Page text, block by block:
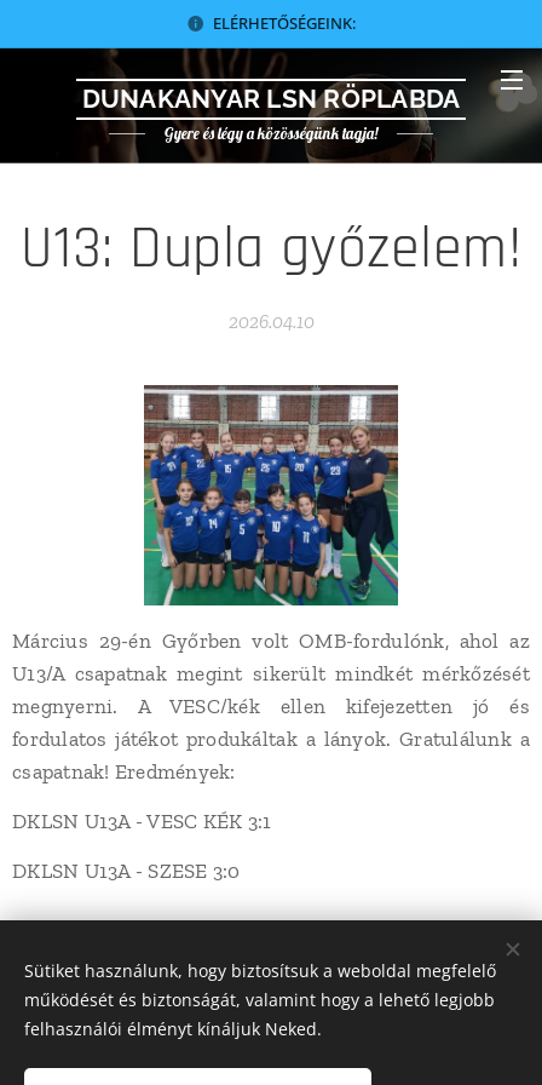
ELÉRHETŐSÉGEINK:
DUNAKANYAR LSN RÖPLABDA
Gyere és légy a közösségünk tagja!
U13: Dupla győzelem!
2026.04.10
Március 29-én Győrben volt OMB-fordulónk, ahol az
U13/A csapatnak megint sikerült mindkét mérkőzését
megnyerni. A VESC/kék ellen kifejezetten jó és
fordulatos játékot produkáltak a lányok. Gratulálunk a
csapatnak! Eredmények:
DKLSN U13A - VESC KÉK 3:1
DKLSN U13A - SZESE 3:0
Sütiket használunk, hogy biztosítsuk a weboldal megfelelő
működését és biztonságát, valamint hogy a lehető legjobb
felhasználói élményt kínáljuk Neked.